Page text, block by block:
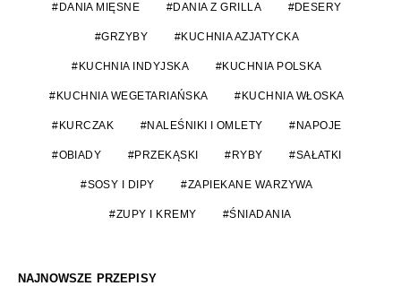
DANIA MIĘSNE DANIA Z GRILLA DESERY
GRZYBY KUCHNIA AZJATYCKA
KUCHNIA INDYJSKA KUCHNIA POLSKA
KUCHNIA WEGETARIAŃSKA KUCHNIA WŁOSKA
KURCZAK NALEŚNIKI I OMLETY NAPOJE
OBIADY PRZEKĄSKI RYBY SAŁATKI
SOSY I DIPY ZAPIEKANE WARZYWA
ZUPY I KREMY ŚNIADANIA
NAJNOWSZE PRZEPISY